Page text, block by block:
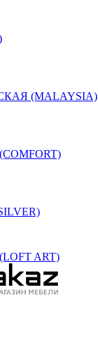
(MALAYSIA)
ART)